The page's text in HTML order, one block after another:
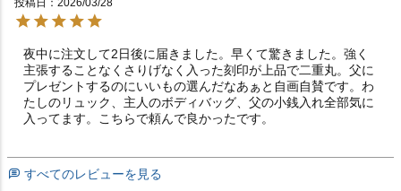
夜中に注文して2日後に届きました。早くて驚きました。強く
主張することなくさりげなく入った刻印が上品で二重丸。父に
プレゼントするのにいいもの選んだなあぁと自画自賛です。わ
たしのリュック、主人のボディバッグ、父の小銭入れ全部気に
入ってます。こちらで頼んで良かったです。
すべてのレビューを見る